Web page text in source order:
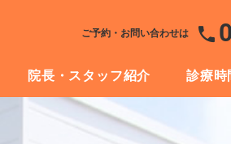
ご予約・お問い合わせは
院長・スタッフ紹介 診療時